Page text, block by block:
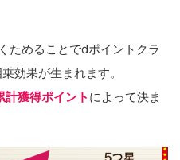
ためることでdポイントクラ
効果が生まれます。
計獲得ポイント によって決ま